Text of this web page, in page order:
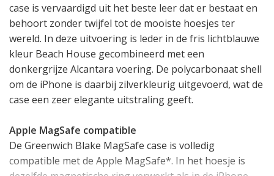
case is vervaardigd uit het beste leer dat er bestaat en
behoort zonder twijfel tot de mooiste hoesjes ter
wereld. In deze uitvoering is leder in de fris lichtblauwe
kleur Beach House gecombineerd met een
donkergrijze Alcantara voering. De polycarbonaat shell
om de iPhone is daarbij zilverkleurig uitgevoerd, wat de
case een zeer elegante uitstraling geeft.
Apple MagSafe compatible
De Greenwich Blake MagSafe case is volledig
compatible met de Apple MagSafe*. In het hoesje is